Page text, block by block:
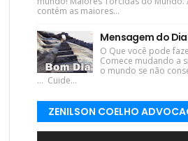
contém as maiores...
Mensagem do
O Que você pode
Comece mudando a
o mundo se não
... Cuide...
ZENILSON COELHO